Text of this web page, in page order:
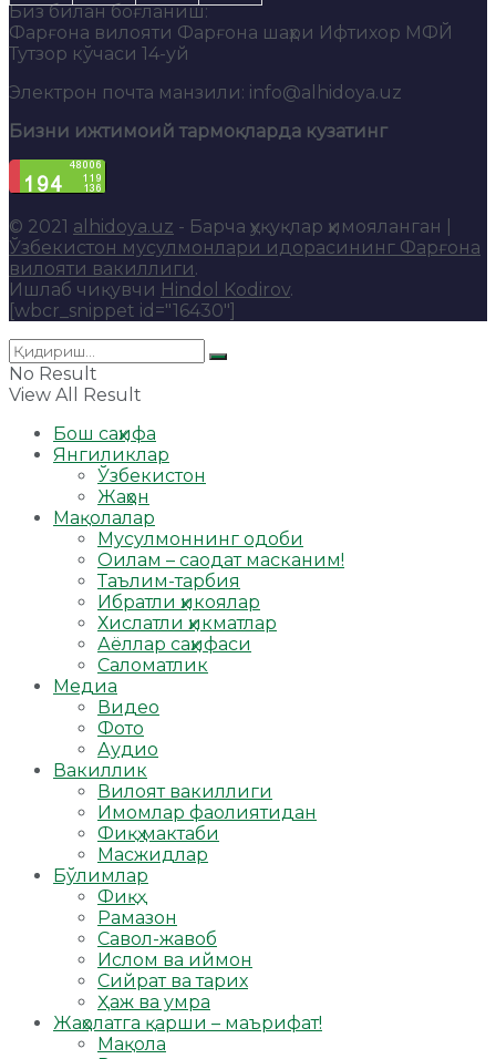
Биз билан боғланиш:
Фарғона вилояти Фарғона шаҳри Ифтихор МФЙ
Тутзор кўчаси 14-уй
Электрон почта манзили: info@alhidoya.uz
Бизни ижтимоий тармоқларда кузатинг
© 2021 alhidoya.uz - Барча ҳуқуқлар ҳимояланган |
Ўзбекистон мусулмонлари идорасининг Фарғона
вилояти вакиллиги.
Ишлаб чиқувчи Hindol Kodirov.
[wbcr_snippet id="16430"]
No Result
View All Result
Бош саҳифа
Янгиликлар
Ўзбекистон
Жаҳон
Мақолалар
Мусулмоннинг одоби
Оилам – саодат масканим!
Таълим-тарбия
Ибратли ҳикоялар
Хислатли ҳикматлар
Аёллар саҳифаси
Саломатлик
Медиа
Видео
Фото
Аудио
Вакиллик
Вилоят вакиллиги
Имомлар фаолиятидан
Фиқҳ мактаби
Масжидлар
Бўлимлар
Фиқҳ
Рамазон
Савол-жавоб
Ислом ва иймон
Сийрат ва тарих
Ҳаж ва умра
Жаҳолатга қарши – маърифат!
Мақола